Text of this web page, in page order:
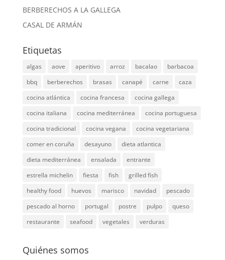
BERBERECHOS A LA GALLEGA
CASAL DE ARMÁN
Etiquetas
algas aove aperitivo arroz bacalao
barbacoa
bbq
berberechos brasas canapé carne
caza
cocina atlántica
cocina francesa
cocina gallega
cocina italiana
cocina mediterránea
cocina portuguesa
cocina tradicional
cocina vegana
cocina vegetariana
comer en coruña
desayuno
dieta atlantica
dieta mediterránea
ensalada
entrante
estrella michelin
fiesta fish
grilled fish
healthy food
huevos marisco navidad
pescado
pescado al horno
portugal postre pulpo
queso
restaurante
seafood vegetales verduras
Quiénes somos